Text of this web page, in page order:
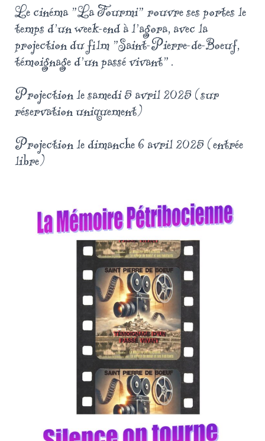
Le cinéma "La Fourmi" rouvre ses portes le
temps d'un week-end à l'agora, avec la
projection du film "Saint-Pierre-de-Boeuf,
témoignage d'un passé vivant".
Projection le samedi 5 avril 2025 (sur
réservation uniquement)
Projection le dimanche 6 avril 2025 (entrée
libre)